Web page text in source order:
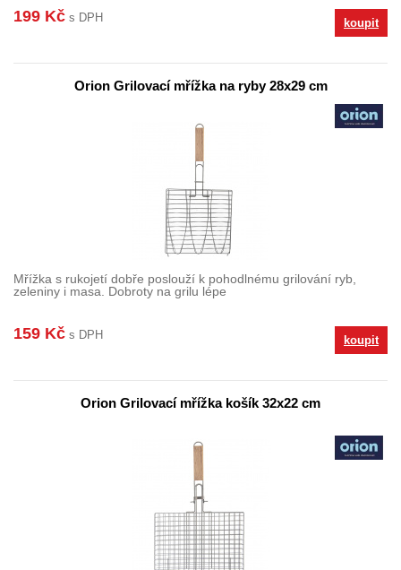
199 Kč s DPH koupit
Orion Grilovací mřížka na ryby 28x29 cm
Mřížka s rukojetí dobře poslouží k pohodlnému grilování ryb,
zeleniny i masa. Dobroty na grilu lépe
159 Kč s DPH koupit
Orion Grilovací mřížka košík 32x22 cm